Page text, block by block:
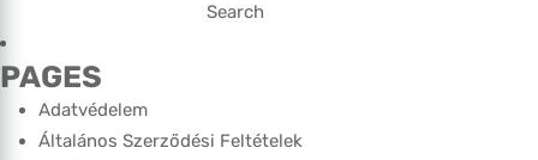
for:
PAGES
Adatvédelem
Általános Szerződési Feltételek